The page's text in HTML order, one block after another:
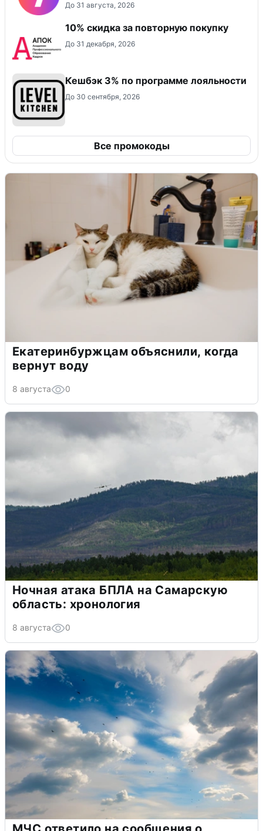
До 31 августа, 2026
10% скидка за повторную покупку
До 31 декабря, 2026
Кешбэк 3% по программе лояльности
До 30 сентября, 2026
Все промокоды
Екатеринбуржцам объяснили, когда
вернут воду
8 августа 0
Ночная атака БПЛА на Самарскую
область: хронология
8 августа 0